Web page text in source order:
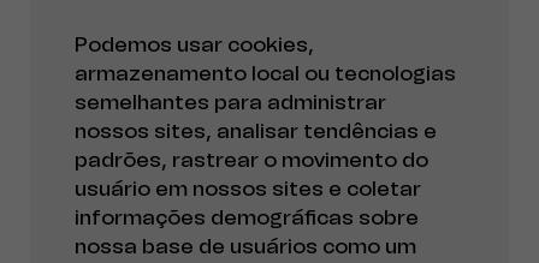
Podemos usar cookies,
armazenamento local ou tecnologias
semelhantes para administrar
nossos sites, analisar tendências e
padrões, rastrear o movimento do
usuário em nossos sites e coletar
informações demográficas sobre
nossa base de usuários como um